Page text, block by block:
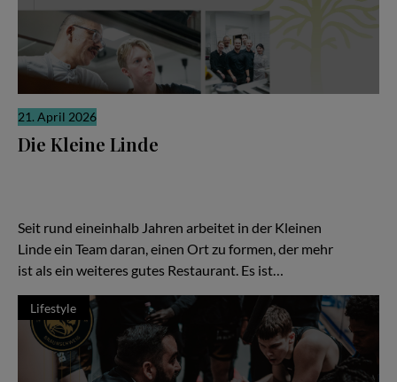
21. April 2026
Die Kleine Linde
Seit rund eineinhalb Jahren arbeitet in der Kleinen
Linde ein Team daran, einen Ort zu formen, der mehr
ist als ein weiteres gutes Restaurant. Es ist…
Lifestyle